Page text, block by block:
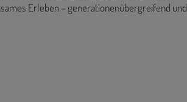
Erleben – generationenübergreifend und